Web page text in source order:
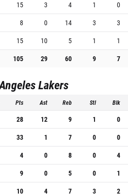
15 3 4 1
0
8 0 14 3
3
15 10 5 1
1
105 29 60 9 7
Lakers
Pts Ast Reb Stl Blk
28 12 9 1
0
33 1 7 0
0
4 0 8 0
4
9 0 5 0
1
10 4 7 3
2